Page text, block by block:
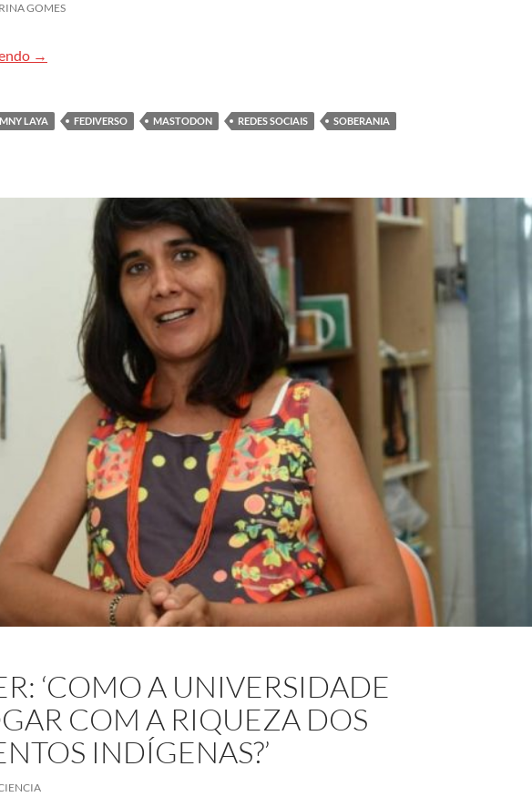
GOMES
Universidades, governos e entidades europeias usam rede social alternativa na
→
LAYA FEDIVERSO MASTODON REDES SOCIAIS
SOBERANIA
‘COMO A UNIVERSIDADE
COM A RIQUEZA DOS
INDÍGENAS?’